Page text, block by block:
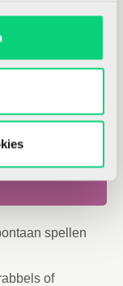
klinken en
om de
zes
spellen
of